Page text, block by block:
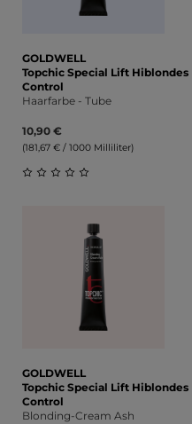
GOLDWELL
Topchic Special Lift Hiblondes
Control
Haarfarbe - Tube
10,90 €
(181,67 € / 1000 Milliliter)
GOLDWELL
Topchic Special Lift Hiblondes
Control
Blonding-Cream Ash